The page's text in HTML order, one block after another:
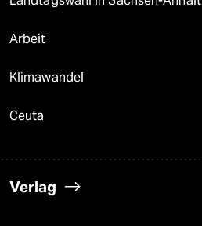
Arbeit
Klimawandel
Ceuta
Verlag